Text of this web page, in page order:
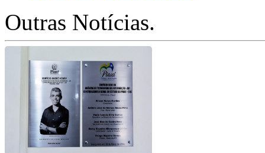
Outras Notícias.